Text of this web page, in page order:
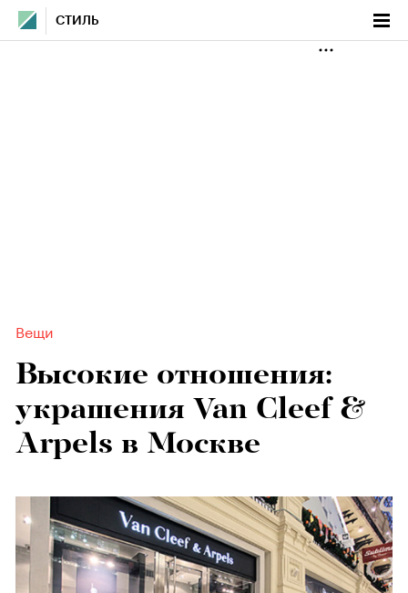
СТИЛЬ
Вещи
Высокие отношения:
украшения Van Cleef &
Arpels в Москве